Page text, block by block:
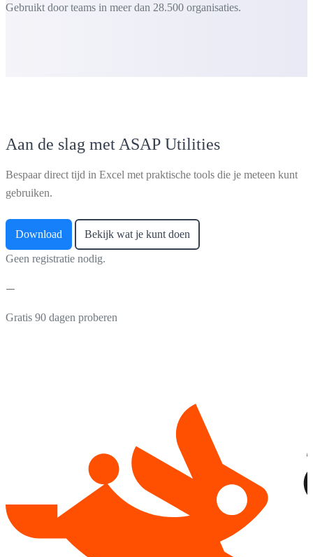
Gebruikt door teams in meer dan 28.500 organisaties.
Aan de slag met ASAP Utilities
Bespaar direct tijd in Excel met praktische tools die je meteen kunt
gebruiken.
Download Bekijk wat je kunt doen
Geen registratie nodig.
Gratis 90 dagen proberen